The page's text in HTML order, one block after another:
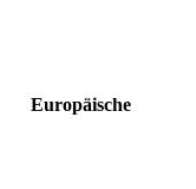
Europäische